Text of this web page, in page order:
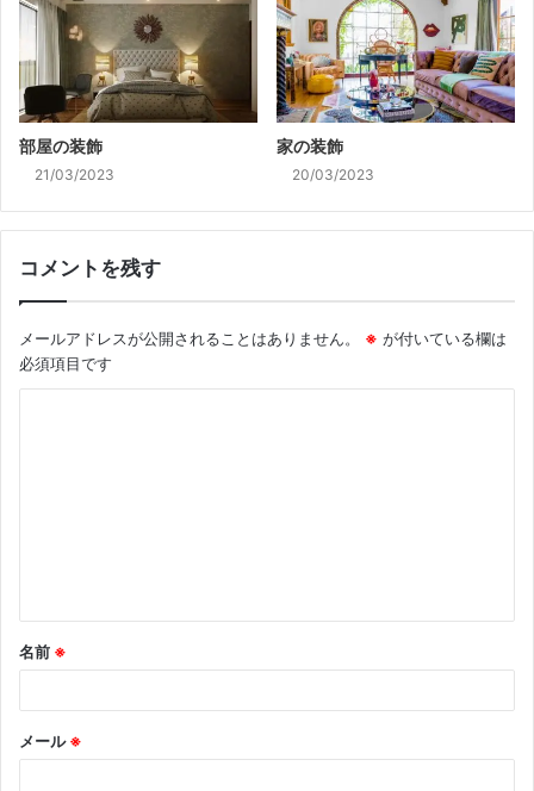
部屋の装飾
21/03/2023
家の装飾
20/03/2023
コメントを残す
メールアドレスが公開されることはありません。 ※ が付いている欄は
必須項目です
名前 ※
メール※